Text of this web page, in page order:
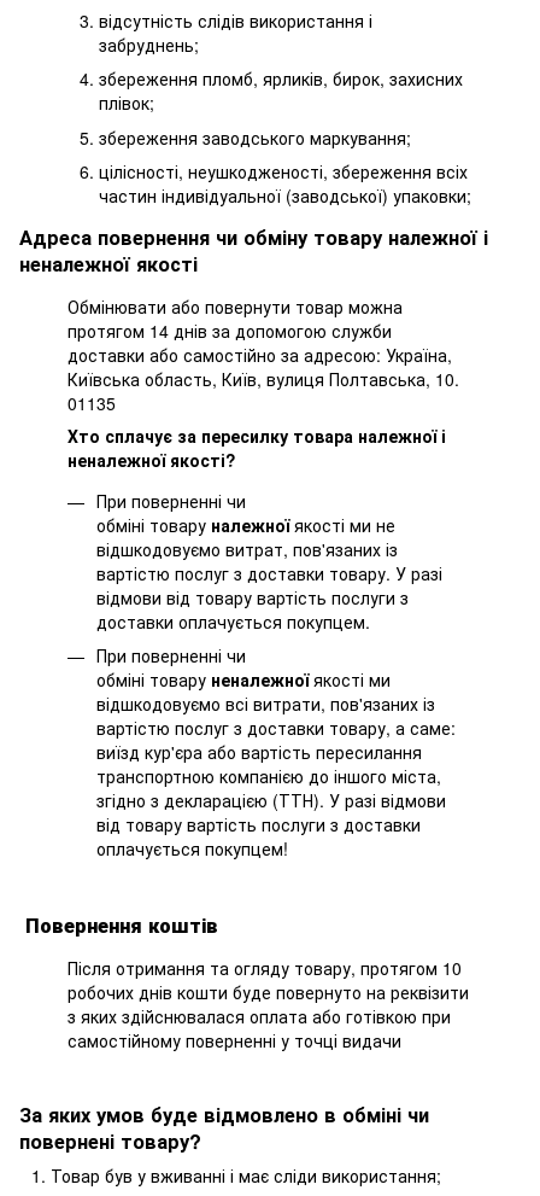
відсутність слідів використання і
забруднень;
збереження пломб, ярликів, бирок, захисних
плівок;
збереження заводського маркування;
цілісності, неушкодженості, збереження всіх
частин індивідуальної (заводської) упаковки;
Адреса повернення чи обміну товару належної і
неналежної якості
Обмінювати або повернути товар можна
протягом 14 днів за допомогою служби
доставки або самостійно за адресою: Україна,
Київська область, Київ, вулиця Полтавська, 10.
01135
Хто сплачує за пересилку товара належної і
неналежної якості?
При поверненні чи
обміні товару належноїякості ми не
відшкодовуємо витрат, пов'язаних із
вартістю послуг з доставки товару. У разі
відмови від товару вартість послуги з
доставки оплачується покупцем.
При поверненні чи
обміні товару неналежноїякості ми
відшкодовуємо всі витрати, пов'язаних із
вартістю послуг з доставки товару, а саме:
виїзд кур'єра або вартість пересилання
транспортною компанією до іншого міста,
згідно з декларацією (ТТН). У разі відмови
від товару вартість послуги з доставки
оплачується покупцем!
Повернення коштів
Після отримання та огляду товару, протягом 10
робочих днів кошти буде повернуто на реквізити
з яких здійснювалася оплата або готівкою при
самостійному поверненні у точці видачи
За яких умов буде відмовлено в обміні чи
повернені товару?
Товар був у вживанні і має сліди використання;